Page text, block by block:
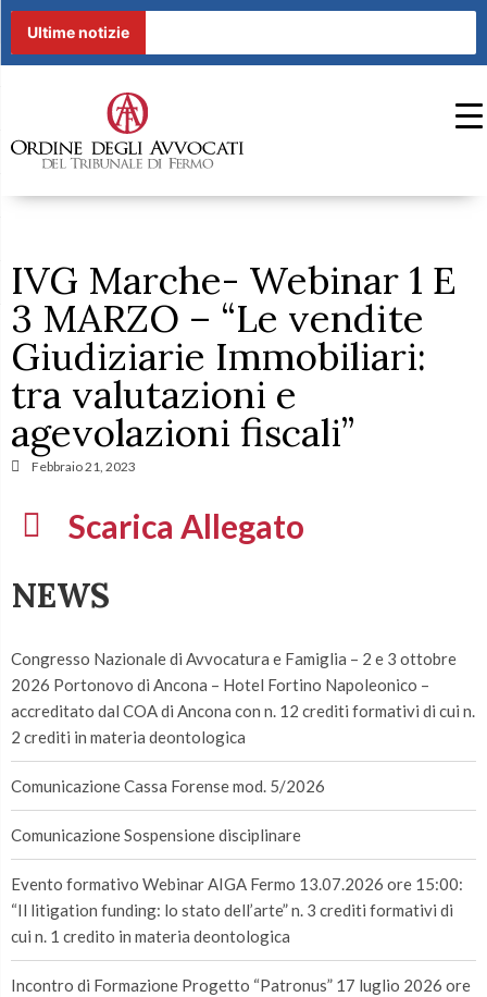
Ultime notizie
IVG Marche- Webinar 1 E
3 MARZO – “Le vendite
Giudiziarie Immobiliari:
tra valutazioni e
agevolazioni fiscali”
Febbraio 21, 2023
Scarica Allegato
NEWS
Congresso Nazionale di Avvocatura e Famiglia – 2 e 3 ottobre
2026 Portonovo di Ancona – Hotel Fortino Napoleonico –
accreditato dal COA di Ancona con n. 12 crediti formativi di cui n.
2 crediti in materia deontologica
Comunicazione Cassa Forense mod. 5/2026
Comunicazione Sospensione disciplinare
Evento formativo Webinar AIGA Fermo 13.07.2026 ore 15:00:
“Il litigation funding: lo stato dell’arte” n. 3 crediti formativi di
cui n. 1 credito in materia deontologica
Incontro di Formazione Progetto “Patronus” 17 luglio 2026 ore